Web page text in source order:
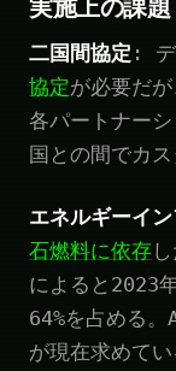
実施上の課題
二国間協定 : デ
協定が必要だ
各パートナー
国との間でカ
エネルギーイン
石燃料に依存
によると2023
64%を占める
が現在求めて